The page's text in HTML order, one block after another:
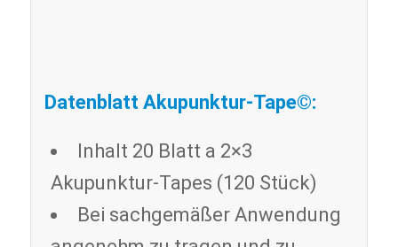
Datenblatt Akupunktur-Tape©:
Inhalt 20 Blatt a 2×3
Akupunktur-Tapes (120 Stück)
Bei sachgemäßer Anwendung